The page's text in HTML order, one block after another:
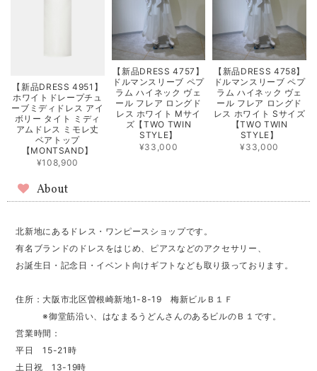
【新品DRESS 4951】
ホワイトドレープチュ
ーブミディドレス アイ
ボリー タイト ミディ
アムドレス ミモレ丈
ベアトップ
【MONTSAND】
¥108,900
【新品DRESS 4757】
ドルマンスリーブ ペプ
ラム ハイネック ヴェ
ール フレア ロングド
レス ホワイト Mサイ
ズ【TWO TWIN
STYLE】
¥33,000
【新品DRESS 4758】
ドルマンスリーブ ペプ
ラム ハイネック ヴェ
ール フレア ロングド
レス ホワイト Sサイズ
【TWO TWIN
STYLE】
¥33,000
About
北新地にあるドレス・ワンピースショップです。
有名ブランドのドレスをはじめ、ピアスなどのアクセサリー、
お誕生日・記念日・イベント向けギフトなども取り扱っております。
住所：大阪市北区曽根崎新地1-8-19 梅新ビルＢ１Ｆ
※御堂筋沿い、はなまるうどんさんのあるビルのＢ１です。
営業時間：
平日 15-21時
土日祝 13-19時